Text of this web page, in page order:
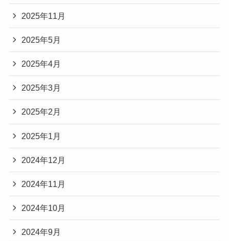
2025年11月
2025年5月
2025年4月
2025年3月
2025年2月
2025年1月
2024年12月
2024年11月
2024年10月
2024年9月